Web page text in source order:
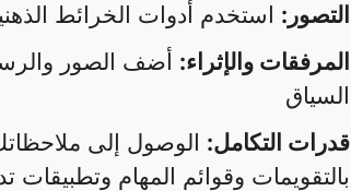
التصور: استخدم أدوات الخرائط
المرفقات والإثراء:
السياق
قدرات التكامل: الوصول إلى
بالتقويمات وقوائم المهام وتطبيقات